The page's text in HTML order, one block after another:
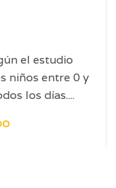
el estudio
niños entre 0 y
los días....